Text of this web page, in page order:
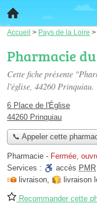
Accueil > Pays de la Loire >
Pharmacie
Cette fiche présente
l'église, 44260 Prinquiau.
6 Place de l'Église
44260 Prinquiau
📞 Appeler cette
Pharmacie - Fermée,
Services :
accès PMR
livraison, livraison
Recommander cette